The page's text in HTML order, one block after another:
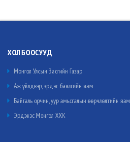
ХОЛБООСУУД
Монгол Улсын Засгийн Газар
Аж үйлдвэр, эрдэс баялгийн яам
Байгаль орчин, уур амьсгалын өөрчлөлтийн яам
Эрдэнэс Монгол ХХК